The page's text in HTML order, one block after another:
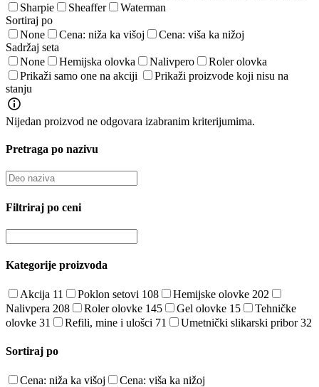
Sharpie
Sheaffer
Waterman
Sortiraj po
None
Cena: niža ka višoj
Cena: viša ka nižoj
Sadržaj seta
None
Hemijska olovka Nalivpero
Roler olovka
Prikaži samo one na akciji
Prikaži proizvode koji nisu na
stanju
Nijedan proizvod ne odgovara izabranim kriterijumima.
Pretraga po nazivu
Filtriraj po ceni
Kategorije proizvoda
Akcija 11 Poklon setovi 108 Hemijske olovke 202
Nalivpera 208 Roler olovke 145 Gel olovke 15
Tehničke
olovke 31 Refili, mine i ulošci 71 Umetnički slikarski pribor32
Sortiraj po
Cena: niža ka višoj Cena: viša ka nižoj